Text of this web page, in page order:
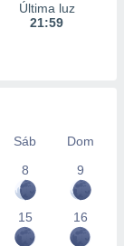
Última luz
21:59
Sáb
Dom
8
9
15 16